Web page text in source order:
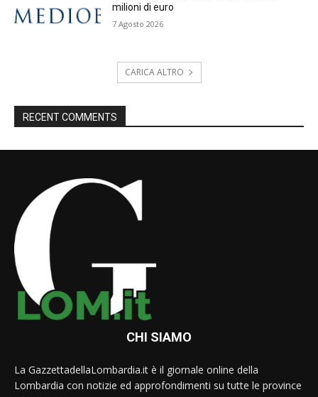
milioni di euro
7 Agosto 2026
CARICA ALTRO
RECENT COMMENTS
CHI SIAMO
La GazzettadellaLombardia.it è il giornale online della
Lombardia con notizie ed approfondimenti su tutte le province